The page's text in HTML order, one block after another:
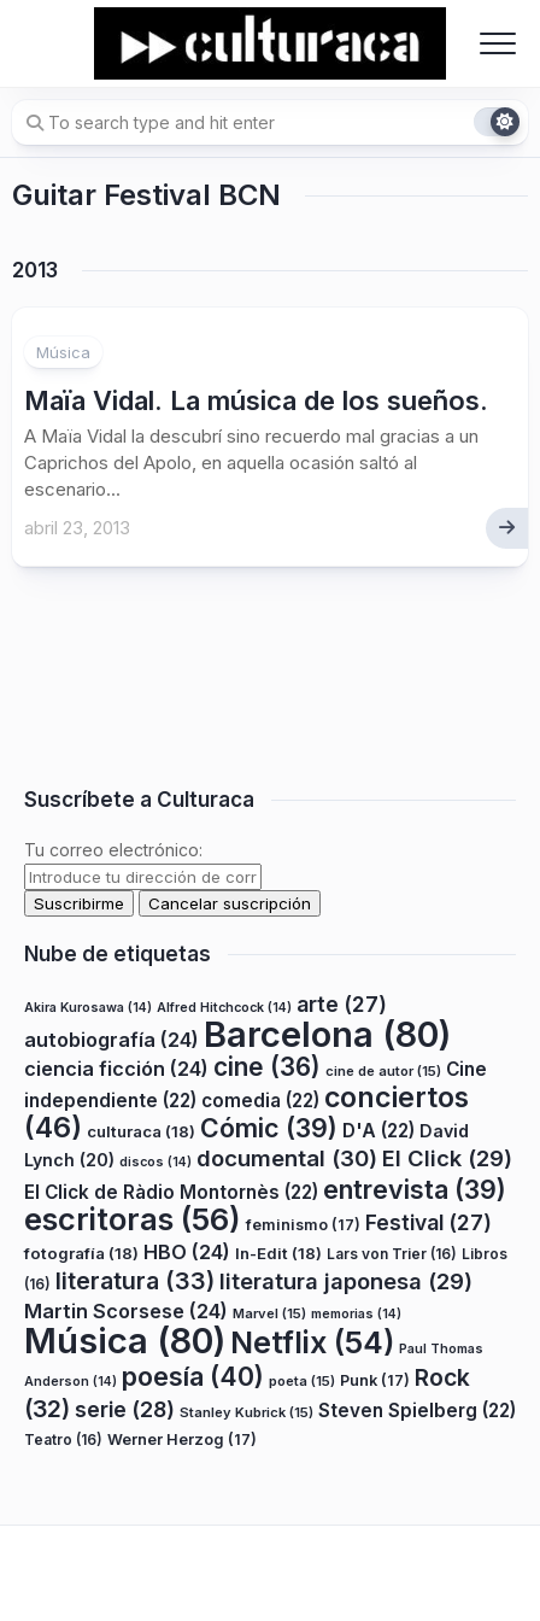
Guitar Festival BCN
2013
Música
Maïa Vidal. La música de los sueños.
A Maïa Vidal la descubrí sino recuerdo mal gracias a un
Caprichos del Apolo, en aquella ocasión saltó al
escenario...
abril 23, 2013
Suscríbete a Culturaca
Tu correo electrónico:
Nube de etiquetas
Akira Kurosawa (14) Alfred Hitchcock (14) arte (27)
autobiografía (24) Barcelona (80)
ciencia ficción (24) cine (36) cine de autor(15) Cine
independiente (22) comedia (22) conciertos
(46) culturaca (18) Cómic (39) D'A (22) David
Lynch (20) discos (14) documental (30) El Click (29)
El Click de Ràdio Montornès (22) entrevista (39)
escritoras (56) feminismo (17) Festival (27)
fotografía (18) HBO (24) In-Edit (18) Lars von Trier (16) Libros
(16) literatura (33) literatura japonesa (29)
Martin Scorsese (24) Marvel (15) memorias (14)
Música (80) Netflix (54) Paul Thomas
Anderson (14) poesía (40) poeta (15) Punk (17) Rock
(32) serie (28) Stanley Kubrick (15) Steven Spielberg (22)
Teatro (16) Werner Herzog (17)